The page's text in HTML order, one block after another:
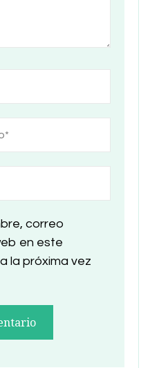
correo
en este
la próxima vez